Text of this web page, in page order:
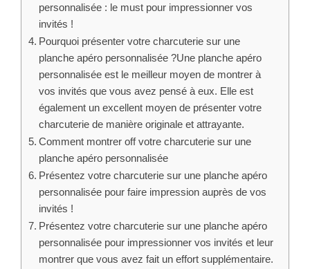
personnalisée : le must pour impressionner vos
invités !
Pourquoi présenter votre charcuterie sur une
planche apéro personnalisée ?Une planche apéro
personnalisée est le meilleur moyen de montrer à
vos invités que vous avez pensé à eux. Elle est
également un excellent moyen de présenter votre
charcuterie de manière originale et attrayante.
Comment montrer off votre charcuterie sur une
planche apéro personnalisée
Présentez votre charcuterie sur une planche apéro
personnalisée pour faire impression auprès de vos
invités !
Présentez votre charcuterie sur une planche apéro
personnalisée pour impressionner vos invités et leur
montrer que vous avez fait un effort supplémentaire.